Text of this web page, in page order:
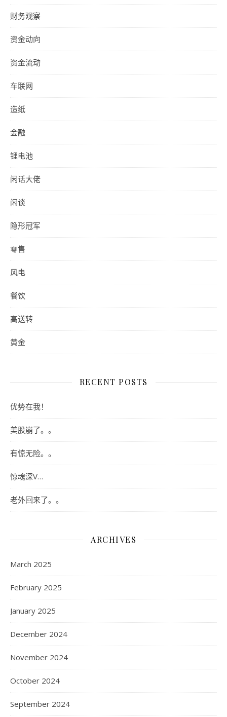
财务观察
资金动向
资金流动
车联网
造纸
金融
锂电池
闲话大佬
闲谈
隐形冠军
零售
风电
餐饮
高送转
黄金
RECENT POSTS
优势在我！
美股崩了。。
有惊无险。。
惊魂深V…
老外回来了。。
ARCHIVES
March 2025
February 2025
January 2025
December 2024
November 2024
October 2024
September 2024